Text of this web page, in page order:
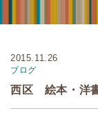
2015.11.26
ブログ
西区 絵本・洋